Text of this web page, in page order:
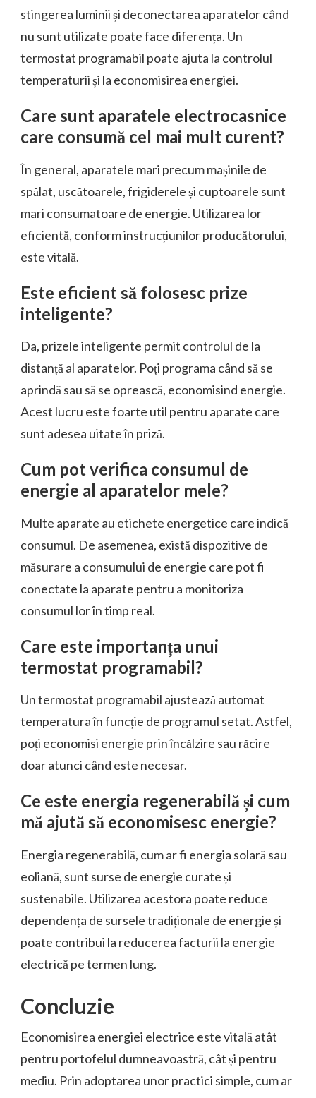
stingerea luminii și deconectarea aparatelor când
nu sunt utilizate poate face diferența. Un
termostat programabil poate ajuta la controlul
temperaturii și la economisirea energiei.
Care sunt aparatele electrocasnice
care consumă cel mai mult curent?
În general, aparatele mari precum mașinile de
spălat, uscătoarele, frigiderele și cuptoarele sunt
mari consumatoare de energie. Utilizarea lor
eficientă, conform instrucțiunilor producătorului,
este vitală.
Este eficient să folosesc prize
inteligente?
Da, prizele inteligente permit controlul de la
distanță al aparatelor. Poți programa când să se
aprindă sau să se oprească, economisind energie.
Acest lucru este foarte util pentru aparate care
sunt adesea uitate în priză.
Cum pot verifica consumul de
energie al aparatelor mele?
Multe aparate au etichete energetice care indică
consumul. De asemenea, există dispozitive de
măsurare a consumului de energie care pot fi
conectate la aparate pentru a monitoriza
consumul lor în timp real.
Care este importanța unui
termostat programabil?
Un termostat programabil ajustează automat
temperatura în funcție de programul setat. Astfel,
poți economisi energie prin încălzire sau răcire
doar atunci când este necesar.
Ce este energia regenerabilă și cum
mă ajută să economisesc energie?
Energia regenerabilă, cum ar fi energia solară sau
eoliană, sunt surse de energie curate și
sustenabile. Utilizarea acestora poate reduce
dependența de sursele tradiționale de energie și
poate contribui la reducerea facturii la energie
electrică pe termen lung.
Concluzie
Economisirea energiei electrice este vitală atât
pentru portofelul dumneavoastră, cât și pentru
mediu. Prin adoptarea unor practici simple, cum ar